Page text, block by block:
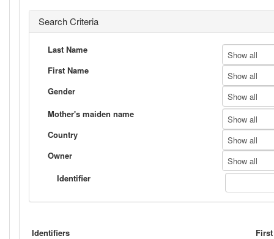
Search Criteria
Last Name
Show all
First Name
Show all
Gender
Show all
Mother's maiden name
Show all
Country
Show all
Owner
Show all
Identifier
Identifiers